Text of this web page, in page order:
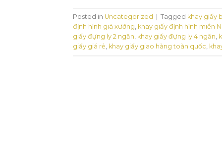
Posted in Uncategorized Tagged khay giấy
định hình giá xưởng, khay giấy định hình miền
giấy đựng ly 2 ngăn, khay giấy đựng ly 4 ngăn,
giấy giá rẻ, khay giấy giao hàng toàn quốc,